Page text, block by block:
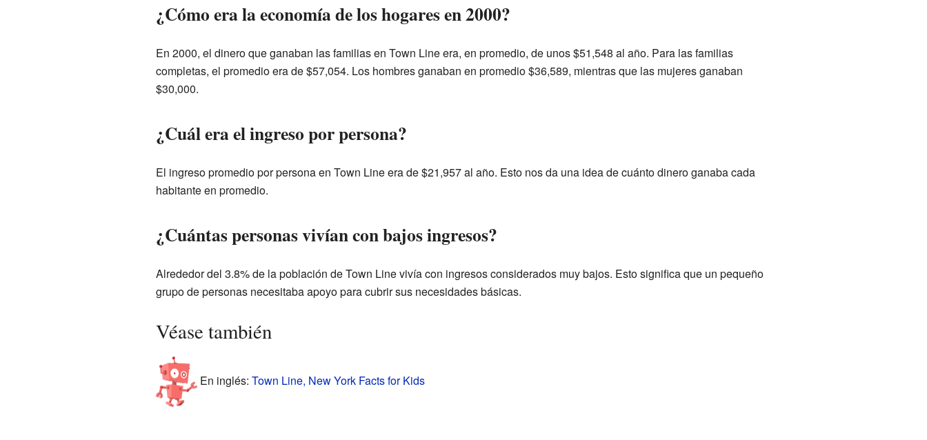
¿Cómo era la economía de los hogares en 2000?
En 2000, el dinero que ganaban las familias en Town Line era, en promedio, de unos $51,548 al año. Para las familias
completas, el promedio era de $57,054. Los hombres ganaban en promedio $36,589, mientras que las mujeres ganaban
$30,000.
¿Cuál era el ingreso por persona?
El ingreso promedio por persona en Town Line era de $21,957 al año. Esto nos da una idea de cuánto dinero ganaba cada
habitante en promedio.
¿Cuántas personas vivían con bajos ingresos?
Alrededor del 3.8% de la población de Town Line vivía con ingresos considerados muy bajos. Esto significa que un pequeño
grupo de personas necesitaba apoyo para cubrir sus necesidades básicas.
Véase también
En inglés: Town Line, New York Facts for Kids